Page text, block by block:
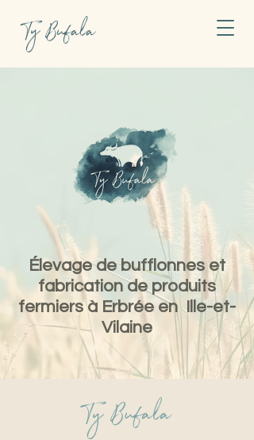
Ty Bufala
Élevage de bufflonnes et
fabrication de produits
fermiers à Erbrée en Ille-et-
Vilaine
Ty Bufala